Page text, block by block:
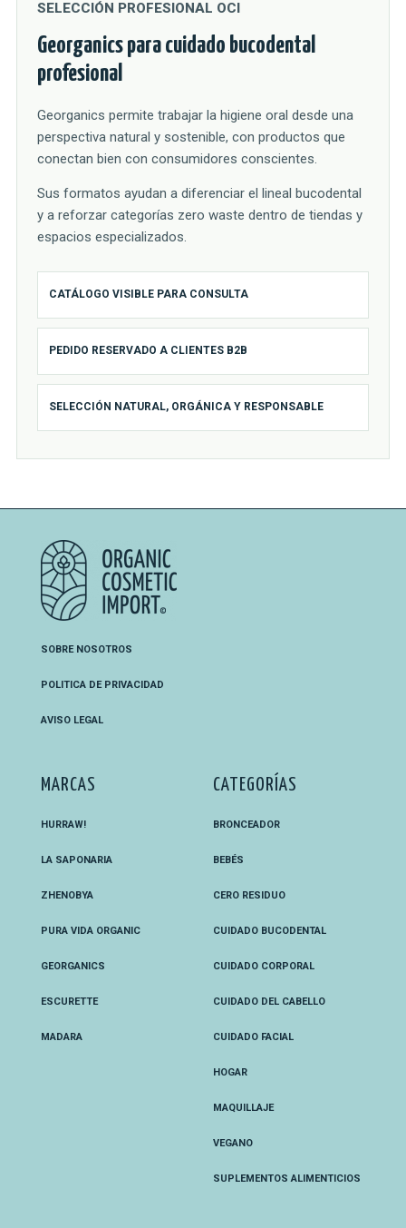
SELECCIÓN PROFESIONAL OCI
Georganics para cuidado bucodental
profesional
Georganics permite trabajar la higiene oral desde una
perspectiva natural y sostenible, con productos que
conectan bien con consumidores conscientes.
Sus formatos ayudan a diferenciar el lineal bucodental
y a reforzar categorías zero waste dentro de tiendas y
espacios especializados.
CATÁLOGO VISIBLE PARA CONSULTA
PEDIDO RESERVADO A CLIENTES B2B
SELECCIÓN NATURAL, ORGÁNICA Y RESPONSABLE
SOBRE NOSOTROS
POLITICA DE PRIVACIDAD
AVISO LEGAL
MARCAS
HURRAW!
LA SAPONARIA
ZHENOBYA
PURA VIDA ORGANIC
GEORGANICS
ESCURETTE
MADARA
CATEGORÍAS
BRONCEADOR
BEBÉS
CERO RESIDUO
CUIDADO BUCODENTAL
CUIDADO CORPORAL
CUIDADO DEL CABELLO
CUIDADO FACIAL
HOGAR
MAQUILLAJE
VEGANO
SUPLEMENTOS ALIMENTICIOS